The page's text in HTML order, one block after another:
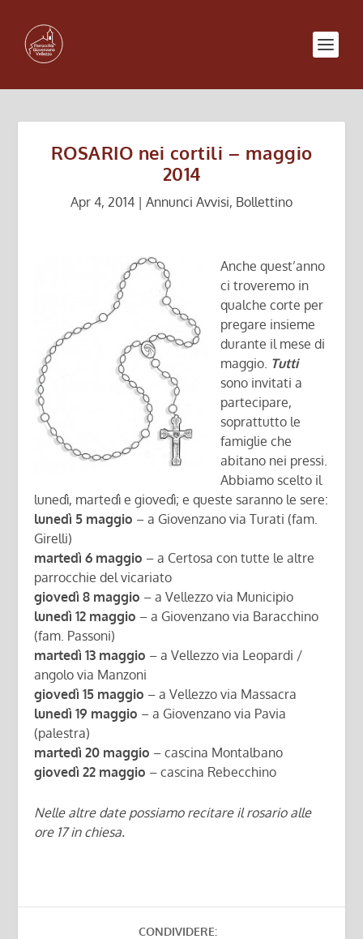
ROSARIO nei cortili – maggio
2014
Apr 4, 2014 | Annunci Avvisi, Bollettino
Anche quest’anno
ci troveremo in
qualche corte per
pregare insieme
durante il mese di
maggio. Tutti
sono invitati a
partecipare,
soprattutto le
famiglie che
abitano nei pressi.
Abbiamo scelto il
lunedì, martedì e giovedì; e queste saranno le sere:
lunedì 5 maggio – a Giovenzano via Turati (fam.
Girelli)
martedì 6 maggio – a Certosa con tutte le altre
parrocchie del vicariato
giovedì 8 maggio – a Vellezzo via Municipio
lunedì 12 maggio – a Giovenzano via Baracchino
(fam. Passoni)
martedì 13 maggio – a Vellezzo via Leopardi /
angolo via Manzoni
giovedì 15 maggio – a Vellezzo via Massacra
lunedì 19 maggio – a Giovenzano via Pavia
(palestra)
martedì 20 maggio – cascina Montalbano
giovedì 22 maggio – cascina Rebecchino
Nelle altre date possiamo recitare il rosario alle
ore 17 in chiesa.
CONDIVIDERE: